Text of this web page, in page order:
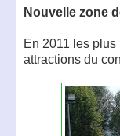
Nouvelle zone
En 2011 les
attractions du